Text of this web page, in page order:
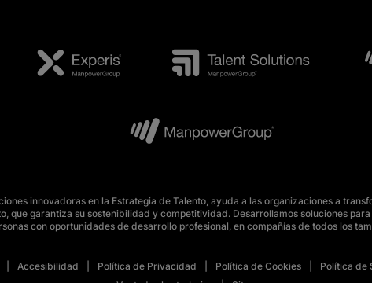
innovadoras en la Estrategia de Talento, ayuda a las organizaciones a
que garantiza su sostenibilidad y competitividad. Desarrollamos soluciones
con oportunidades de desarrollo profesional, en compañías de todos los
Accesibilidad Política de Privacidad Política de Cookies Política de